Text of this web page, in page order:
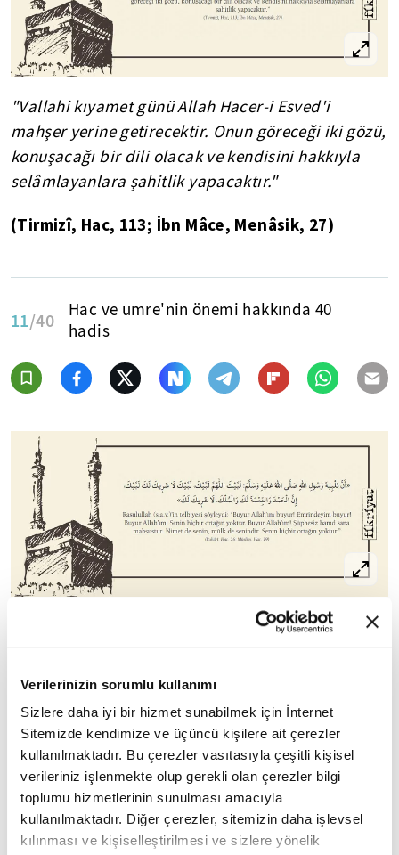
Verilerinizin sorumlu kullanımı
Sizlere daha iyi bir hizmet sunabilmek için İnternet
Sitemizde kendimize ve üçüncü kişilere ait çerezler
kullanılmaktadır. Bu çerezler vasıtasıyla çeşitli kişisel
verileriniz işlenmekte olup gerekli olan çerezler bilgi
toplumu hizmetlerinin sunulması amacıyla
kullanılmaktadır. Diğer çerezler, sitemizin daha işlevsel
kılınması ve kişiselleştirilmesi ve sizlere yönelik
"Vallahi kıyamet günü Allah Hacer-i Esved'i
mahşer yerine getirecektir. Onun göreceği iki gözü,
konuşacağı bir dili olacak ve kendisini hakkıyla
selâmlayanlara şahitlik yapacaktır."
(Tirmizî, Hac, 113; İbn Mâce, Menâsik, 27)
11/40
Hac ve umre'nin önemi hakkında 40
hadis
Rasulullah (s.a.v.)'in telbiyesi şöyleydi: "Buyur
Allah'ım buyur! Emrindeyim buyur! Buyur
Allah'ım! Senin hiçbir ortağın yoktur. Buyur
Allah'ım! Şüphesiz hamd sana mahsustur. Nimet
de senin, mülk de senindir. Senin hiçbir ortağın
yoktur."
(Buhârî, Hac, 26; Müslim, Hac, 19)